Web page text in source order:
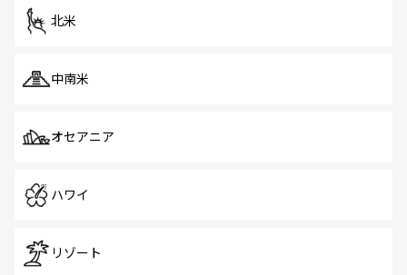
北米
中南米
オセアニア
ハワイ
リゾート